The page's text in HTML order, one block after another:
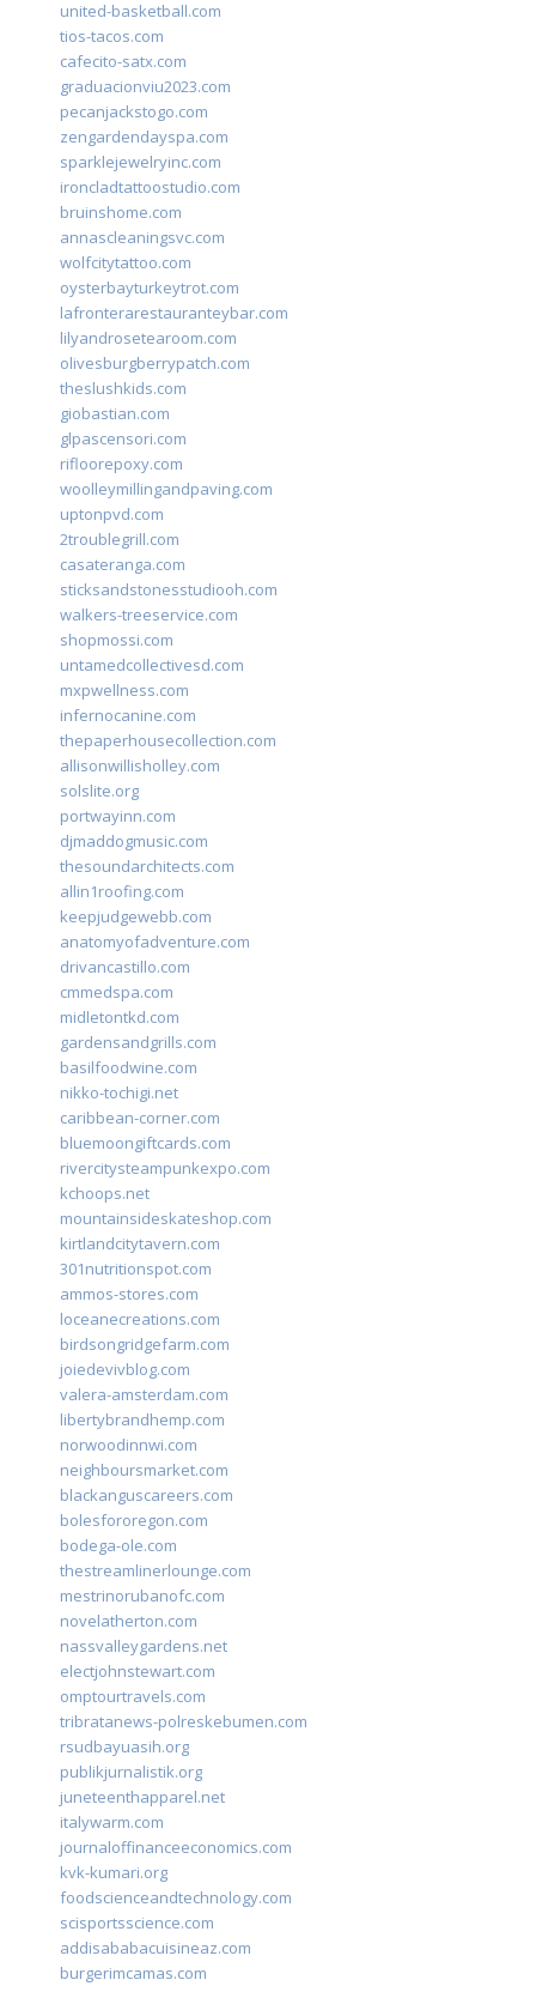
united-basketball.com
tios-tacos.com
cafecito-satx.com
graduacionviu2023.com
pecanjackstogo.com
zengardendayspa.com
sparklejewelryinc.com
ironcladtattoostudio.com
bruinshome.com
annascleaningsvc.com
wolfcitytattoo.com
oysterbayturkeytrot.com
lafronterarestauranteybar.com
lilyandrosetearoom.com
olivesburgberrypatch.com
theslushkids.com
giobastian.com
glpascensori.com
rifloorepoxy.com
woolleymillingandpaving.com
uptonpvd.com
2troublegrill.com
casateranga.com
sticksandstonesstudiooh.com
walkers-treeservice.com
shopmossi.com
untamedcollectivesd.com
mxpwellness.com
infernocanine.com
thepaperhousecollection.com
allisonwillisholley.com
solslite.org
portwayinn.com
djmaddogmusic.com
thesoundarchitects.com
allin1roofing.com
keepjudgewebb.com
anatomyofadventure.com
drivancastillo.com
cmmedspa.com
midletontkd.com
gardensandgrills.com
basilfoodwine.com
nikko-tochigi.net
caribbean-corner.com
bluemoongiftcards.com
rivercitysteampunkexpo.com
kchoops.net
mountainsideskateshop.com
kirtlandcitytavern.com
301nutritionspot.com
ammos-stores.com
loceanecreations.com
birdsongridgefarm.com
joiedevivblog.com
valera-amsterdam.com
libertybrandhemp.com
norwoodinnwi.com
neighboursmarket.com
blackanguscareers.com
bolesfororegon.com
bodega-ole.com
thestreamlinerlounge.com
mestrinorubanofc.com
novelatherton.com
nassvalleygardens.net
electjohnstewart.com
omptourtravels.com
tribratanews-polreskebumen.com
rsudbayuasih.org
publikjurnalistik.org
juneteenthapparel.net
italywarm.com
journaloffinanceeconomics.com
kvk-kumari.org
foodscienceandtechnology.com
scisportsscience.com
addisababacuisineaz.com
burgerimcamas.com